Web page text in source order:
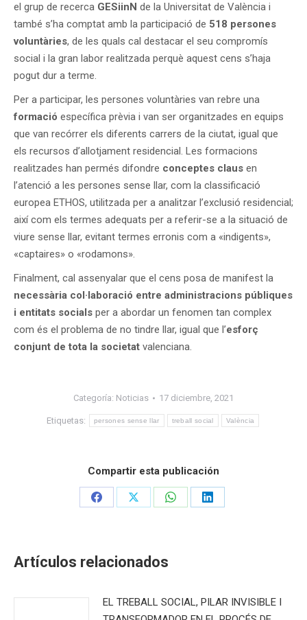
el grup de recerca GESiinN de la Universitat de València i
també s’ha comptat amb la participació de 518 persones
voluntàries, de les quals cal destacar el seu compromís
social i la gran labor realitzada perquè aquest cens s’haja
pogut dur a terme.
Per a participar, les persones voluntàries van rebre una
formació específica prèvia i van ser organitzades en equips
que van recórrer els diferents carrers de la ciutat, igual que
els recursos d’allotjament residencial. Les formacions
realitzades han permés difondre conceptes claus en
l’atenció a les persones sense llar, com la classificació
europea ETHOS, utilitzada per a analitzar l’exclusió residencial;
així com els termes adequats per a referir-se a la situació de
viure sense llar, evitant termes erronis com a «indigents»,
«captaires» o «rodamons».
Finalment, cal assenyalar que el cens posa de manifest la
necessària col·laboració entre administracions públiques
i entitats socials per a abordar un fenomen tan complex
com és el problema de no tindre llar, igual que l’esforç
conjunt de tota la societat valenciana.
Categoría: Noticias 17 diciembre, 2021
Etiquetas: persones sense llar treball social València
Compartir esta publicación
Share
Share
Share
Share
Artículos relacionados
EL TREBALL SOCIAL, PILAR INVISIBLE I